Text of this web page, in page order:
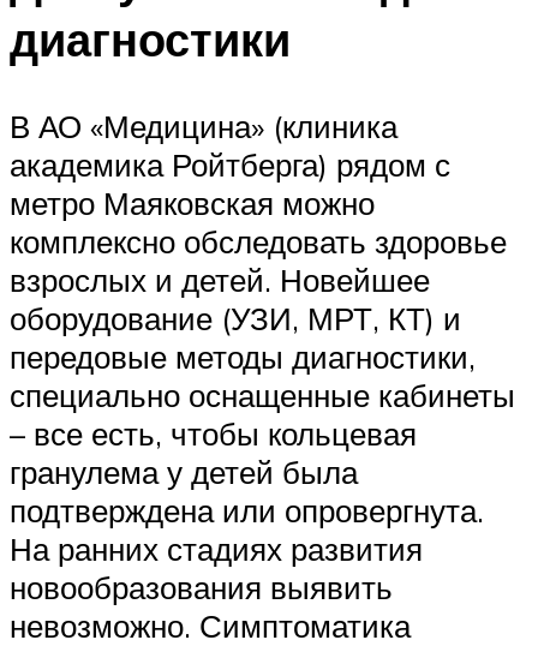
диагностики
В АО «Медицина» (клиника
академика Ройтберга) рядом с
метро Маяковская можно
комплексно обследовать здоровье
взрослых и детей. Новейшее
оборудование (УЗИ, МРТ, КТ) и
передовые методы диагностики,
специально оснащенные кабинеты
– все есть, чтобы кольцевая
гранулема у детей была
подтверждена или опровергнута.
На ранних стадиях развития
новообразования выявить
невозможно. Симптоматика